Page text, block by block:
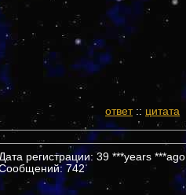
ответ:: цитата
регистрации: 39 ***years ***ago
742